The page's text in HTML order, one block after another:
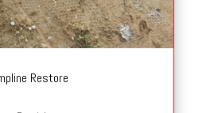
Restore